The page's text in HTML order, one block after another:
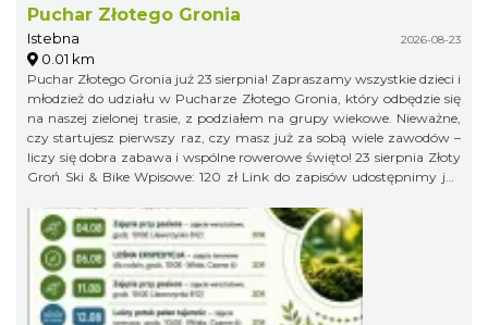
Puchar Złotego Gronia
Istebna 2026-08-23
0.01 km
Puchar Złotego Gronia już 23 sierpnia! Zapraszamy wszystkie dzieci i
młodzież do udziału w Pucharze Złotego Gronia, który odbędzie się
na naszej zielonej trasie, z podziałem na grupy wiekowe. Nieważne,
czy startujesz pierwszy raz, czy masz już za sobą wiele zawodów –
liczy się dobra zabawa i wspólne rowerowe święto! 23 sierpnia Złoty
Groń Ski & Bike Wpisowe: 120 zł Link do zapisów udostępnimy już
przegapić!